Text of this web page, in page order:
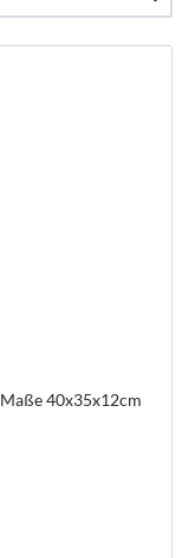
40x35x12cm